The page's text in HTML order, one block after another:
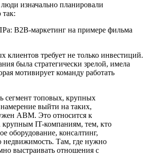
изначально планировали
так:
клиентов требует не только инвестиций.
была стратегически зрелой, имела
мотивирует команду работать
сегмент топовых, крупных
выйти на таких,
АВМ. Это относится к
крупным IT-компаниям, тем, кто
оборудование, консалтинг,
недвижимость. Там, где нужно
выстраивать отношения с